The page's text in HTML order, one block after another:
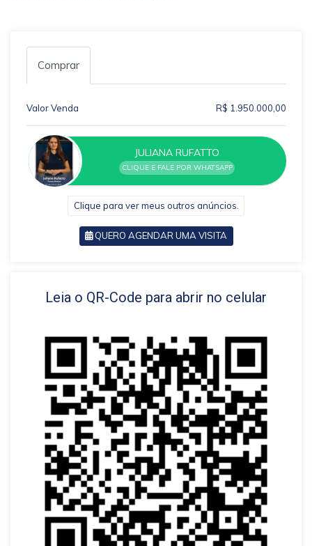
Comprar
Valor Venda R$ 1.950.000,00
JULIANA RUFATTO
CLIQUE E FALE POR WHATSAPP
Clique para ver meus outros anúncios.
QUERO AGENDAR UMA VISITA
VOLTAR
Leia o QR-Code para abrir no celular